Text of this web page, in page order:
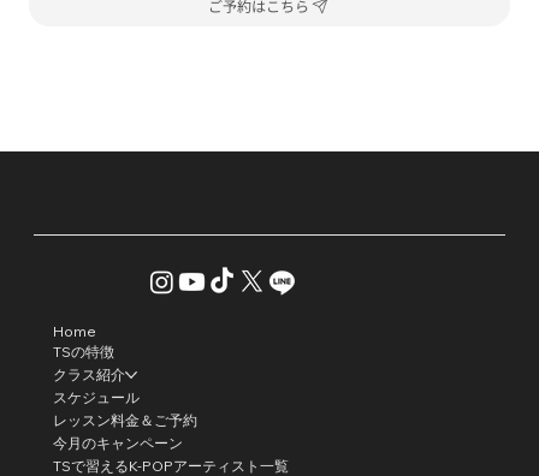
ご予約はこちら
Home
TSの特徴
クラス紹介
スケジュール
レッスン料金＆ご予約
今月のキャンペーン
TSで習えるK-POPアーティスト一覧